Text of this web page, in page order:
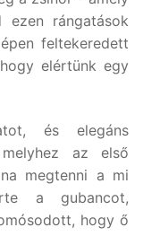
ezen rángatások
feltekeredett
elértünk egy
és elegáns
az első
megtenni a mi
a gubancot,
hogy ő